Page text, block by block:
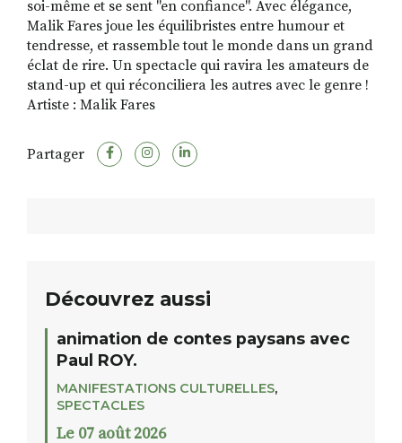
soi-même et se sent "en confiance". Avec élégance,
Malik Fares joue les équilibristes entre humour et
tendresse, et rassemble tout le monde dans un grand
éclat de rire. Un spectacle qui ravira les amateurs de
stand-up et qui réconciliera les autres avec le genre !
Artiste : Malik Fares
Partager
Découvrez aussi
animation de contes paysans avec
Paul ROY.
MANIFESTATIONS CULTURELLES,
SPECTACLES
Le 07 août 2026